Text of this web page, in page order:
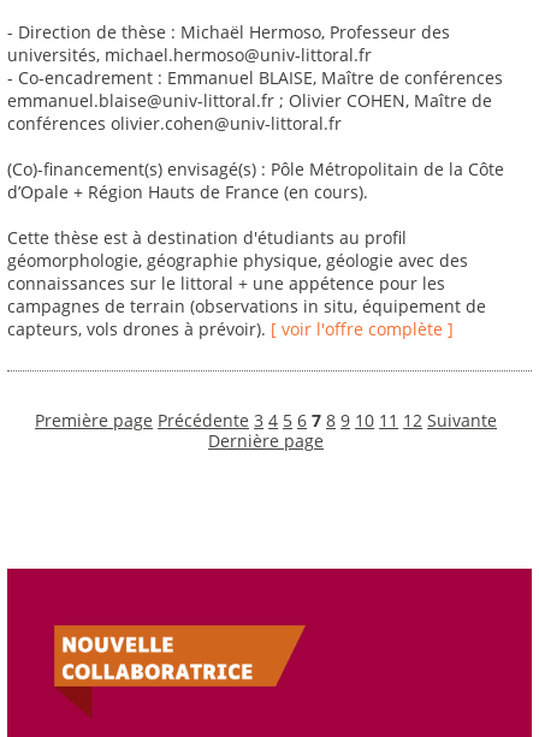
- Direction de thèse : Michaël Hermoso, Professeur des
universités, michael.hermoso@univ-littoral.fr
- Co-encadrement : Emmanuel BLAISE, Maître de conférences
emmanuel.blaise@univ-littoral.fr ; Olivier COHEN, Maître de
conférences olivier.cohen@univ-littoral.fr
(Co)-financement(s) envisagé(s) : Pôle Métropolitain de la Côte
d’Opale + Région Hauts de France (en cours).
Cette thèse est à destination d'étudiants au profil
géomorphologie, géographie physique, géologie avec des
connaissances sur le littoral + une appétence pour les
campagnes de terrain (observations in situ, équipement de
capteurs, vols drones à prévoir). [ voir l'offre complète ]
Première page Précédente 3 4 5 6 7 8 9 10 11 12 Suivante
Dernière page